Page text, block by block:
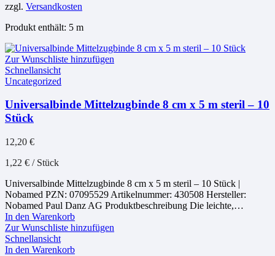
zzgl. Versandkosten
Produkt enthält: 5 m
Zur Wunschliste hinzufügen
Schnellansicht
Uncategorized
Universalbinde Mittelzugbinde 8 cm x 5 m steril – 10
Stück
12,20 €
1,22 € / Stück
Universalbinde Mittelzugbinde 8 cm x 5 m steril – 10 Stück |
Nobamed PZN: 07095529 Artikelnummer: 430508 Hersteller:
Nobamed Paul Danz AG Produktbeschreibung Die leichte,…
In den Warenkorb
Zur Wunschliste hinzufügen
Schnellansicht
In den Warenkorb